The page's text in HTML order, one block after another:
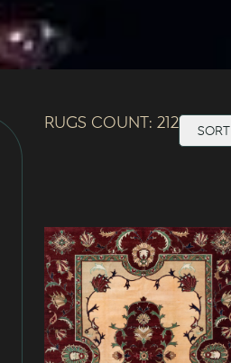
Rugs Count: 212